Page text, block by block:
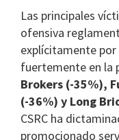
Las principales
ofensiva
explícitamente por
fuertemente en la
Brokers (-35%),
(-36%) y Long
CSRC ha
promocionado